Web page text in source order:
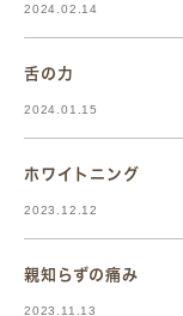
2024.02.14
舌の力
2024.01.15
ホワイトニング
2023.12.12
親知らずの痛み
2023.11.13